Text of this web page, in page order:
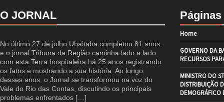
O JORNAL
No último 27 de julho Ubaitaba completou 81 anos,
e o jornal Tribuna da Região caminha lado a lado
com esta Terra hospitaleira há 25 anos registrando
os fatos e mostrando a sua história. Ao longo
desses anos, o Jornal se transformou na voz do
Vale do Rio das Contas, discutindo os principais
problemas enfrentados […]
Páginas
Home
GOVERNO DA
RECURSOS
MINISTRO DO
DISTRIBUIÇÃO
DEMOGRÁFICO